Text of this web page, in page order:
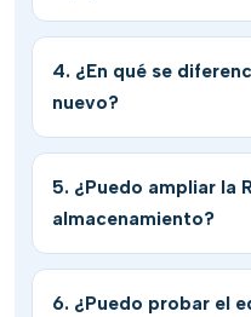
4. ¿En qué se
nuevo?
5. ¿Puedo ampliar la
almacenamiento?
6. ¿Puedo probar el